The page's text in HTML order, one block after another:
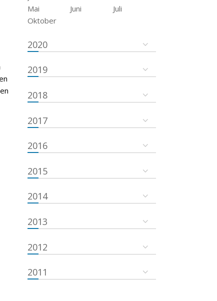
Mai
Juni
Juli
Oktober
2020
2019
2018
2017
2016
2015
2014
2013
2012
2011